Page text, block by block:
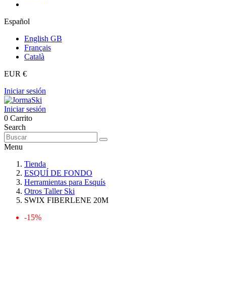
Español
English GB
Français
Català
EUR €
Iniciar sesión
Iniciar sesión
0 Carrito
Search
Menu
Tienda
ESQUÍ DE FONDO
Herramientas para Esquís
Otros Taller Ski
SWIX FIBERLENE 20M
-15%